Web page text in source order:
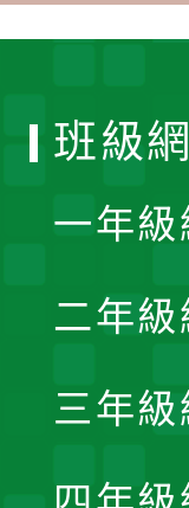
班級
一年級
二年級
三年級